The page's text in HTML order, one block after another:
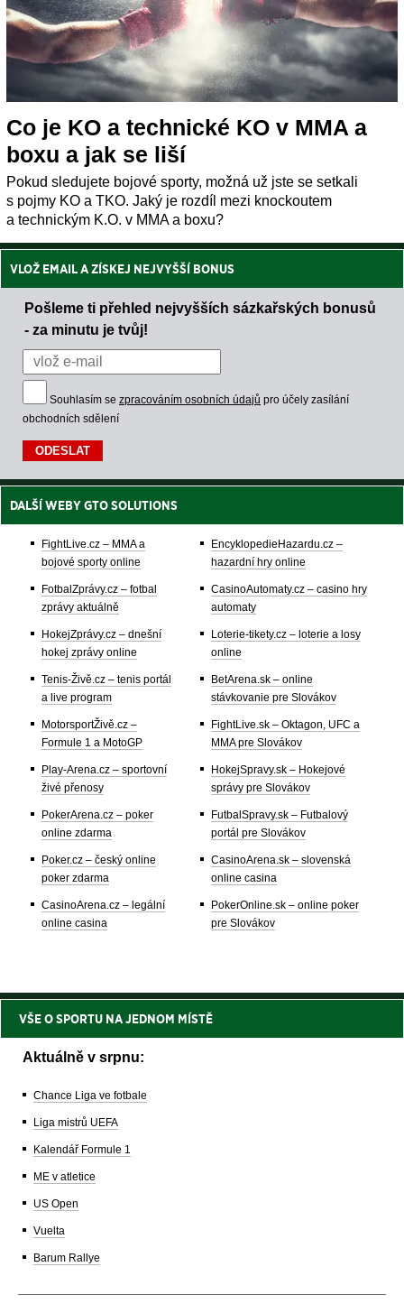
Co je KO a technické KO v MMA a
boxu a jak se liší
Pokud sledujete bojové sporty, možná už jste se setkali
s pojmy KO a TKO. Jaký je rozdíl mezi knockoutem
a technickým K.O. v MMA a boxu?
VLOŽ EMAIL A ZÍSKEJ NEJVYŠŠÍ BONUS
Pošleme ti přehled nejvyšších sázkařských bonusů
- za minutu je tvůj!
Souhlasím se zpracováním osobních údajů pro účely zasílání
obchodních sdělení
DALŠÍ WEBY GTO SOLUTIONS
FightLive.cz – MMA a
bojové sporty online
FotbalZprávy.cz – fotbal
zprávy aktuálně
HokejZprávy.cz – dnešní
hokej zprávy online
Tenis-Živě.cz – tenis portál
a live program
MotorsportŽivě.cz –
Formule 1 a MotoGP
Play-Arena.cz – sportovní
živé přenosy
PokerArena.cz – poker
online zdarma
Poker.cz – český online
poker zdarma
CasinoArena.cz – legální
online casina
EncyklopedieHazardu.cz –
hazardní hry online
CasinoAutomaty.cz – casino hry
automaty
Loterie-tikety.cz – loterie a losy
online
BetArena.sk – online
stávkovanie pre Slovákov
FightLive.sk – Oktagon, UFC a
MMA pre Slovákov
HokejSpravy.sk – Hokejové
správy pre Slovákov
FutbalSpravy.sk – Futbalový
portál pre Slovákov
CasinoArena.sk – slovenská
online casina
PokerOnline.sk – online poker
pre Slovákov
VŠE O SPORTU NA JEDNOM MÍSTĚ
Aktuálně v srpnu:
Chance Liga ve fotbale
Liga mistrů UEFA
Kalendář Formule 1
ME v atletice
US Open
Vuelta
Barum Rallye